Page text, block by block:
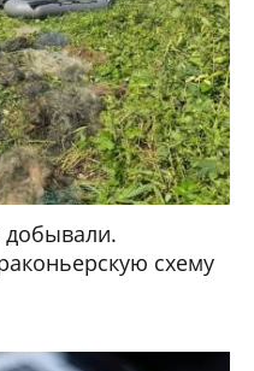
схему